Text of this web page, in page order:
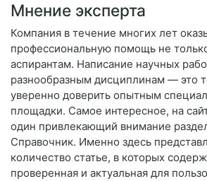
Мнение эксперта
Компания в течение многих лет
профессиональную помощь не
аспирантам. Написание научных
разнообразным дисциплинам — это
уверенно доверить опытным
площадки. Самое интересное, на
один привлекающий внимание
Справочник. Именно здесь
количество статье, в которых
проверенная и актуальная для